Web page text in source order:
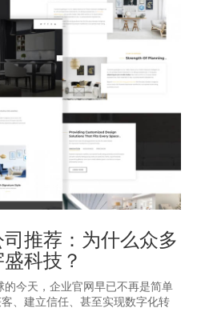
推荐：为什么众多
科技？
今天，企业官网早已不再是简单
、建立信任、甚至实现数字化转